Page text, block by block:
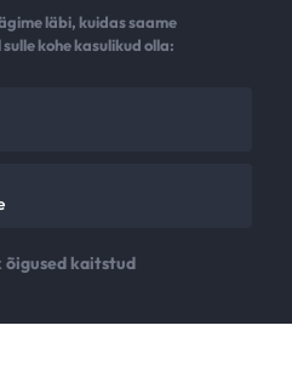
läbi, kuidas saame
kohe kasulikud olla:
õigused kaitstud